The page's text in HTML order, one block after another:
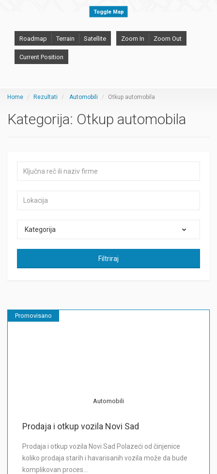
Toggle Map
Roadmap Terrain Satellite Zoom In Zoom Out
Current Position
Home Rezultati Automobili Otkup automobila
Kategorija: Otkup automobila
Kategorija
Filtriraj
Promovisano
Automobili
Prodaja i otkup vozila Novi Sad
Prodaja i otkup vozila Novi Sad Polazeći od činjenice
koliko prodaja starih i havarisanih vozila može da bude
komplikovan proces…